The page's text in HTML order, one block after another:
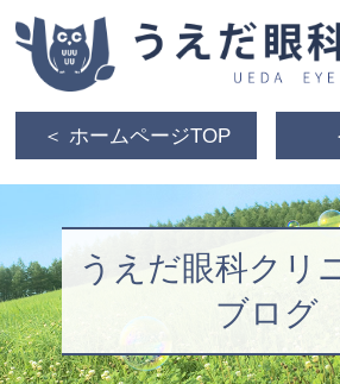
＜ ホームページTOP
うえだ眼科クリ
ブログ